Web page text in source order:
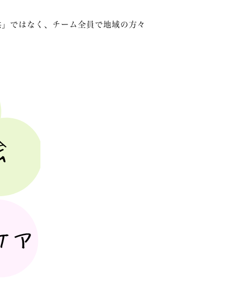
ではなく、チーム全員で地域の方々